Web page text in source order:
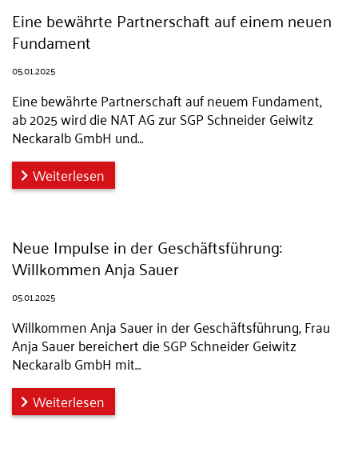
Eine bewährte Partnerschaft auf einem neuen
Fundament
05.01.2025
Eine bewährte Partnerschaft auf neuem Fundament,
ab 2025 wird die NAT AG zur SGP Schneider Geiwitz
Neckaralb GmbH und…
Weiterlesen
Neue Impulse in der Geschäftsführung:
Willkommen Anja Sauer
05.01.2025
Willkommen Anja Sauer in der Geschäftsführung, Frau
Anja Sauer bereichert die SGP Schneider Geiwitz
Neckaralb GmbH mit…
Weiterlesen